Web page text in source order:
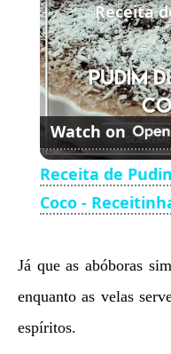
Watch on
Receita de
Coco -
Já que as abóboras
enquanto as velas
espíritos.